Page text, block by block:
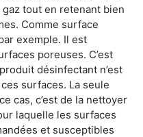
tout en retenant bien
Comme surface
exemple. Il est
poreuses. C’est
désinfectant n’est
surfaces. La seule
cas, c’est de la nettoyer
laquelle les surfaces
et susceptibles